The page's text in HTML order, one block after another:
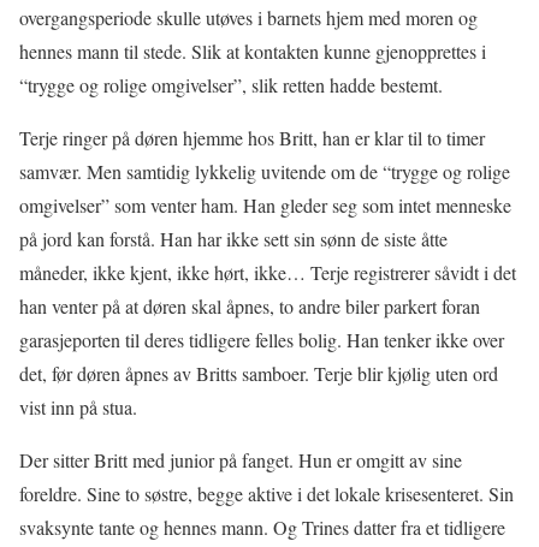
overgangsperiode skulle utøves i barnets hjem med moren og
hennes mann til stede. Slik at kontakten kunne gjenopprettes i
“trygge og rolige omgivelser”, slik retten hadde bestemt.
Terje ringer på døren hjemme hos Britt, han er klar til to timer
samvær. Men samtidig lykkelig uvitende om de “trygge og rolige
omgivelser” som venter ham. Han gleder seg som intet menneske
på jord kan forstå. Han har ikke sett sin sønn de siste åtte
måneder, ikke kjent, ikke hørt, ikke… Terje registrerer såvidt i det
han venter på at døren skal åpnes, to andre biler parkert foran
garasjeporten til deres tidligere felles bolig. Han tenker ikke over
det, før døren åpnes av Britts samboer. Terje blir kjølig uten ord
vist inn på stua.
Der sitter Britt med junior på fanget. Hun er omgitt av sine
foreldre. Sine to søstre, begge aktive i det lokale krisesenteret. Sin
svaksynte tante og hennes mann. Og Trines datter fra et tidligere